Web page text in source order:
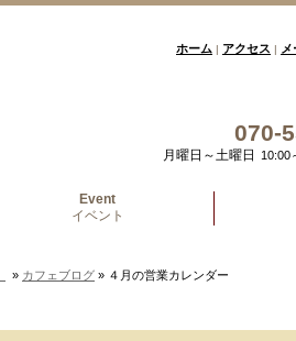
ホーム | アクセス |
070-
月曜日～土曜日 10:00
Event
イベント
» カフェブログ » ４月の営業カレンダー